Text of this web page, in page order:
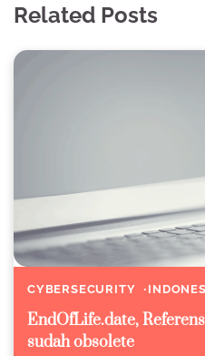
Related Posts
CYBERSECURITY
EndOfLife.date,
sudah obsolete